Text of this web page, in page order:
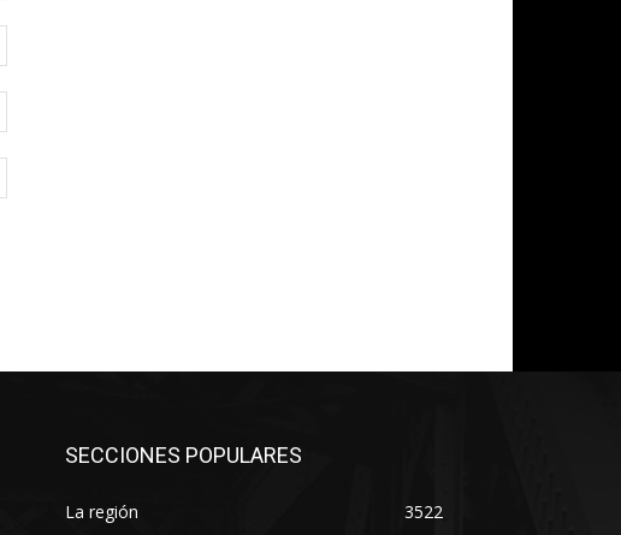
electrónico:*
web:
SECCIONES POPULARES
La región 3522